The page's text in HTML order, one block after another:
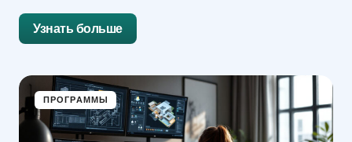
Узнать больше
ПРОГРАММЫ